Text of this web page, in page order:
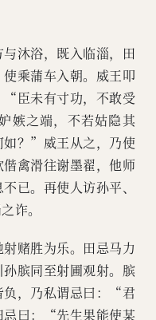
沐浴，既入临淄，田
乘蒲车入朝。威王叩
“臣未有寸功，不敢受
嫉之端，不若姑隐其
如？”威王从之，乃使
禽滑往谢墨翟，他师
已。再使人访孙平、
诈。
赌胜为乐。田忌马力
膑同至射圃观射。膑
负，乃私谓忌曰：“君
曰：“先生果能使某